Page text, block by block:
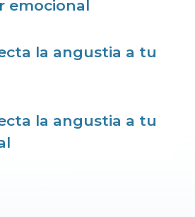
emocional
la angustia a tu
la angustia a tu